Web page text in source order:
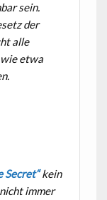
sein.
der
alle
etwa
Secret“ kein
immer